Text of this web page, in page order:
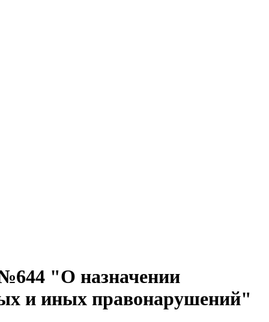
"О назначении
и иных правонарушений"